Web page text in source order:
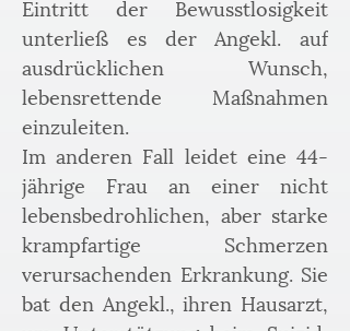
Eintritt der Bewusstlosigkeit
unterließ es der Angekl. auf
ausdrücklichen Wunsch,
lebensrettende Maßnahmen
einzuleiten.
Im anderen Fall leidet eine 44-
jährige Frau an einer nicht
lebensbedrohlichen, aber starke
krampfartige Schmerzen
verursachenden Erkrankung. Sie
bat den Angekl., ihren Hausarzt,